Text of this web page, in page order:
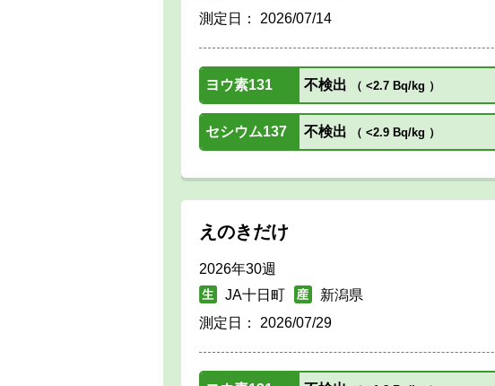
測定日： 2026/07/14
ヨウ素131 不検出 （ <2.7 Bq/kg ）
セシウム137 不検出 （ <2.9 Bq/kg ）
えのきだけ
2026年30週
JA十日町
新潟県
測定日： 2026/07/29